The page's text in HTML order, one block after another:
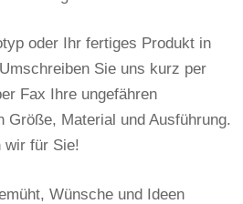
oder Ihr fertiges Produkt in
Sie uns kurz per
Fax Ihre ungefähren
Größe, Material und Ausführung.
wir für Sie!
Wünsche und Ideen